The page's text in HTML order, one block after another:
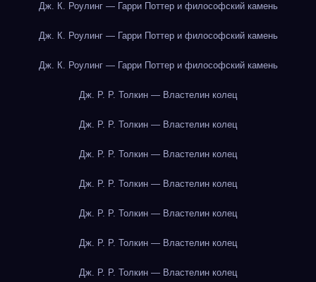
Дж. К. Роулинг — Гарри Поттер и философский камень
Дж. К. Роулинг — Гарри Поттер и философский камень
Дж. К. Роулинг — Гарри Поттер и философский камень
Дж. Р. Р. Толкин — Властелин колец
Дж. Р. Р. Толкин — Властелин колец
Дж. Р. Р. Толкин — Властелин колец
Дж. Р. Р. Толкин — Властелин колец
Дж. Р. Р. Толкин — Властелин колец
Дж. Р. Р. Толкин — Властелин колец
Дж. Р. Р. Толкин — Властелин колец